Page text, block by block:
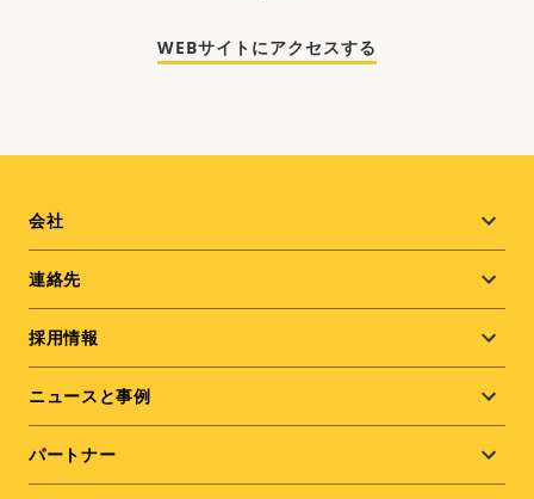
WEBサイトにアクセスする
Footer
menu
会社
連絡先
採用情報
ニュースと事例
パートナー